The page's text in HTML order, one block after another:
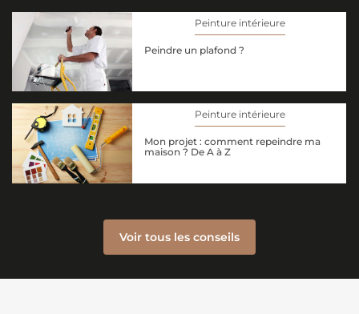
Peinture intérieure
Peindre un plafond ?
Peinture intérieure
Mon projet : comment repeindre ma
maison ? De A à Z
Voir tous les conseils